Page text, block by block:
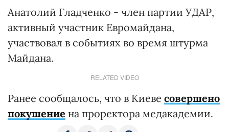
Анатолий Гладченко - член партии УДАР,
активный участник Евромайдана,
участвовал в событиях во время штурма
Майдана.
RELATED VIDEO
Ранее сообщалось, что в Киеве совершено
покушение на проректора медакадемии.